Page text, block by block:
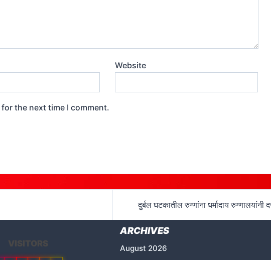
Website
the next time I comment.
दुर्बल घटकातील रुग्णांना धर्मादाय रुग्णालयांनी
VISITORS
ARCHIVES
August 2026